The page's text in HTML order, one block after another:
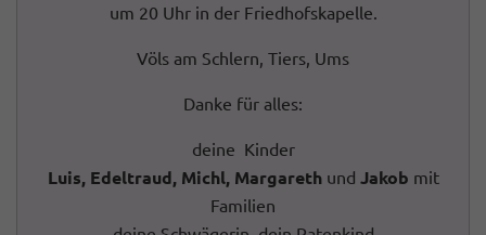
um 20 Uhr in der Friedhofskapelle.
Völs am Schlern, Tiers, Ums
Danke für alles:
deine Kinder
Luis, Edeltraud, Michl, Margarethund Jakob mit
Familien